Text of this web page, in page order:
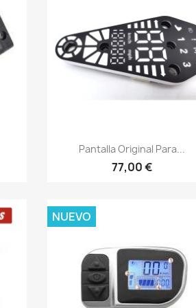
Vista rápida
Pantalla Original Para...
77,00 €
NUEVO